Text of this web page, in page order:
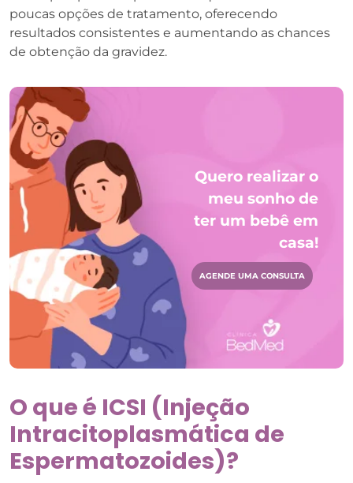
poucas opções de tratamento, oferecendo
resultados consistentes e aumentando as chances
de obtenção da gravidez.
Quero realizar o
meu sonho de
ter um bebê em
casa!
AGENDE UMA CONSULTA
O que é ICSI (Injeção
Intracitoplasmática de
Espermatozoides)?